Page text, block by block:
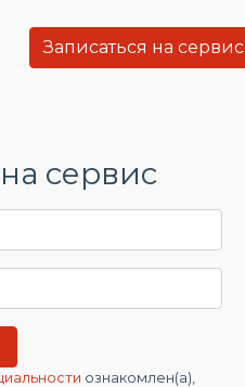
Записаться на сервис
сервис
ознакомлен(а),